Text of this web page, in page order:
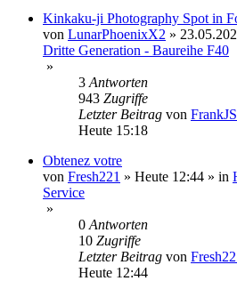
Kinkaku-ji Photography Spot in
von LunarPhoenixX2 »
Dritte Generation - Baureihe F40
»
3 Antworten
943 Zugriffe
Letzter Beitrag von
Heute 15:18
Obtenez votre
von Fresh221 » Heute 12:44 » in
Service
»
0 Antworten
10 Zugriffe
Letzter Beitrag von
Heute 12:44